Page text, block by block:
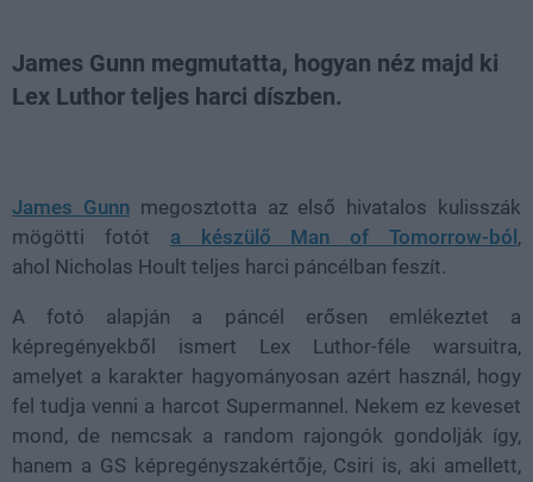
James Gunn megmutatta, hogyan néz majd ki
Lex Luthor teljes harci díszben.
James Gunnmegosztotta az első hivatalos kulisszák
mögötti fotót a készülő Man of Tomorrow-ból ,
ahol Nicholas Hoult teljes harci páncélban feszít.
A fotó alapján a páncél erősen emlékeztet a
képregényekből ismert Lex Luthor-féle warsuitra,
amelyet a karakter hagyományosan azért használ, hogy
fel tudja venni a harcot Supermannel. Nekem ez keveset
mond, de nemcsak a random rajongók gondolják így,
hanem a GS képregényszakértője, Csiri is, aki amellett,